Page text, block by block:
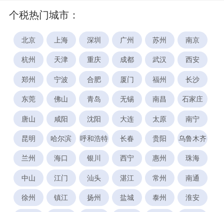
个税热门城市：
北京 上海 深圳 广州 苏州 南京
杭州 天津 重庆 成都 武汉 西安
郑州 宁波 合肥 厦门 福州 长沙
东莞 佛山 青岛 无锡 南昌 石家庄
唐山 咸阳 沈阳 大连 太原 南宁
昆明 哈尔滨 呼和浩特 长春 贵阳 乌鲁木齐
兰州 海口 银川 西宁 惠州 珠海
中山 江门 汕头 湛江 常州 南通
徐州 镇江 扬州 盐城 泰州 淮安